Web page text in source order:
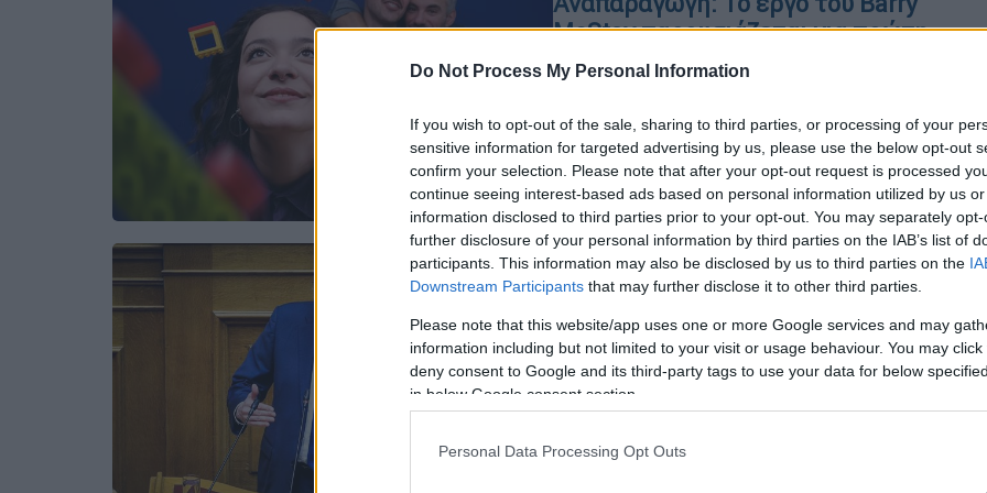
Do Not Process My Personal Information
If you wish to opt-out of the sale, sharing to third parties, or processing of your
sensitive information for targeted advertising by us, please use the below opt-out
confirm your selection. Please note that after your opt-out request is processed
continue seeing interest-based ads based on personal information utilized by us
information disclosed to third parties prior to your opt-out. You may separately
further disclosure of your personal information by third parties on the IAB’s list of
participants. This information may also be disclosed by us to third parties on the
Downstream Participants that may further disclose it to other third parties.
Please note that this website/app uses one or more Google services and may
information including but not limited to your visit or usage behaviour. You may
deny consent to Google and its third-party tags to use your data for below
in below Google consent section.
Personal Data Processing Opt Outs
McStay παρουσιάζεται για πρώτη
φορά στην Ελλάδα
«κατάλληλος» για γονιός, όταν το
σύστημα απογυμνώνει τη ζωή σου;
Πολιτική|31.05.2025 12:54
Αντώνης Σαμαράς: Πλήγμα στην
παραδοσιακή οικογένεια η
απόφαση του ΣτΕ για την υιοθεσία
από ομόφυλα ζευγάρια
«Το πλήγμα στην παραδοσιακή